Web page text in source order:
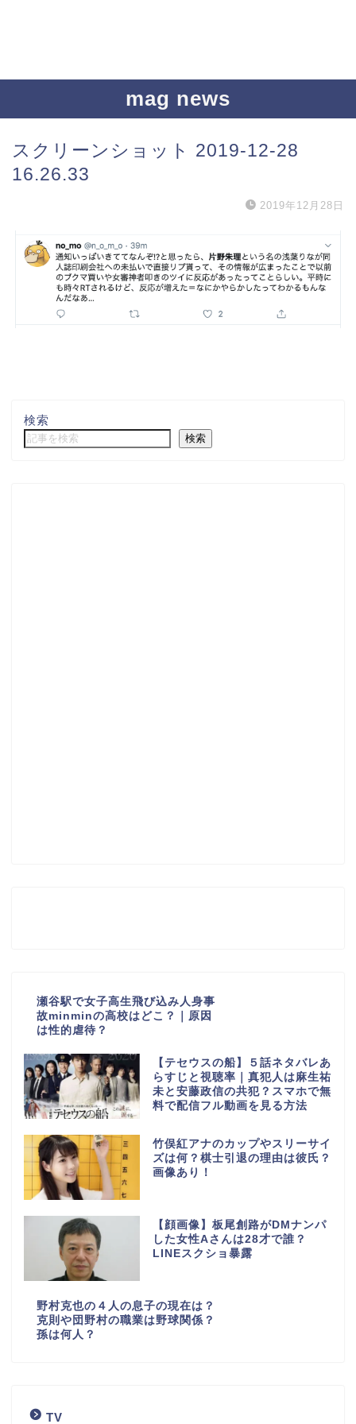
mag news
スクリーンショット 2019-12-28
16.26.33
2019年12月28日
検索
検索
瀬谷駅で女子高生飛び込み人身事
故minminの高校はどこ？｜原因
は性的虐待？
【テセウスの船】５話ネタバレあ
らすじと視聴率｜真犯人は麻生祐
未と安藤政信の共犯？スマホで無
料で配信フル動画を見る方法
竹俣紅アナのカップやスリーサイ
ズは何？棋士引退の理由は彼氏？
画像あり！
【顔画像】板尾創路がDMナンパ
した女性Aさんは28才で誰？
LINEスクショ暴露
野村克也の４人の息子の現在は？
克則や団野村の職業は野球関係？
孫は何人？
TV